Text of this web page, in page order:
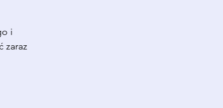
i
zaraz